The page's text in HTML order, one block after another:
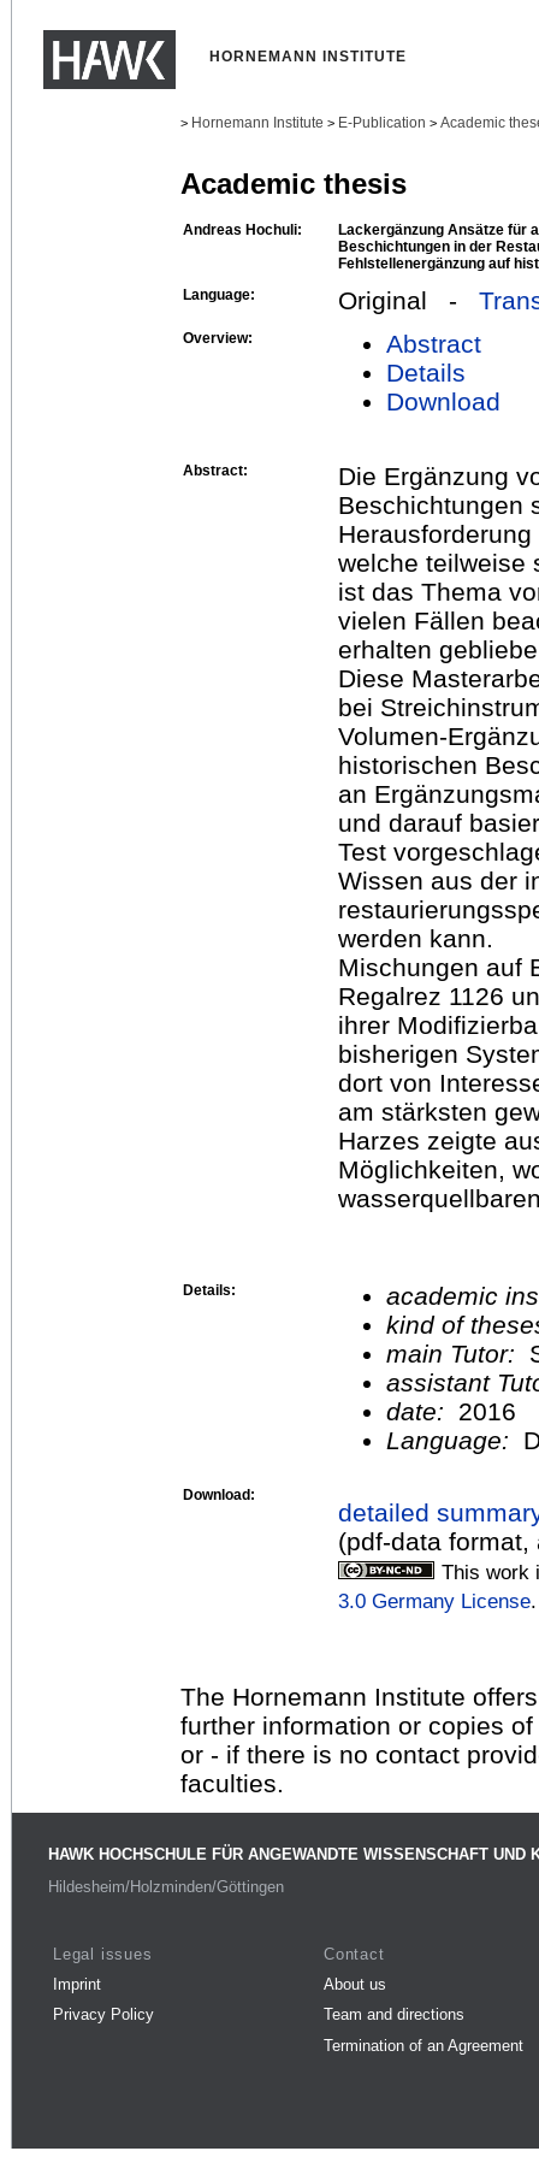
HORNEMANN INSTITUTE
> Hornemann Institute > E-Publication > Academic
Academic thesis
Andreas Hochuli:
Lackergänzung Ansätze für
Beschichtungen in der
Fehlstellenergänzung auf
Language:
Original -
Overview:
Abstract
Details
Download
Abstract:
Die Ergänzung
Beschichtungen
welche teilweise
ist das Thema
vielen Fällen
erhalten
Diese
bei
Volumen-
historischen
an
und darauf
Test
Wissen aus der
werden kann.
Mischungen auf
Regalrez 1126
ihrer
bisherigen
dort von
am stärksten
Harzes zeigte
Möglichkeiten,
Details:
academic
kind of
main Tutor:
assistant
date:
2016
Language:
Download:
detailed
(pdf-data
This work
3.0 Germany License.
The Hornemann Institute
further information or copies
or - if there is no contact
faculties.
HAWK HOCHSCHULE FÜR ANGEWANDTE WISSENSCHAFT UND
Hildesheim/Holzminden/Göttingen
Legal issues
Imprint
Privacy Policy
Contact
About us
Team and directions
Termination of an Agreement